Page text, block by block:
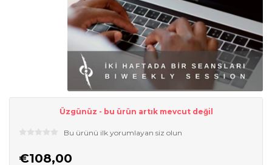
Üzgünüz - bu ürün artık mevcut değil
Bu ürünü ilk yorumlayan siz olun
€108,00